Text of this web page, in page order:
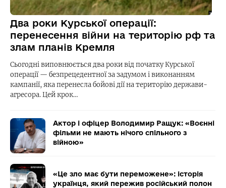
Два роки Курської операції:
перенесення війни на територію рф та
злам планів Кремля
Сьогодні виповнюється два роки від початку Курської
операції — безпрецедентної за задумом і виконанням
кампанії, яка перенесла бойові дії на територію держави-
агресора. Цей крок…
Актор і офіцер Володимир Ращук: «Воєнні
фільми не мають нічого спільного з
війною»
«Це зло має бути переможене»: історія
українця, який пережив російський полон